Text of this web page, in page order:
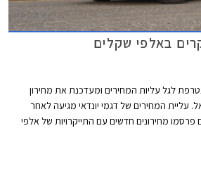
באלפי שקלים
לגל עליות המחירים ומעדכנת את מחירון
עליית המחירים של דגמי יונדאי מגיעה לאחר
פרסמו מחירונים חדשים עם התייקרויות של אלפי